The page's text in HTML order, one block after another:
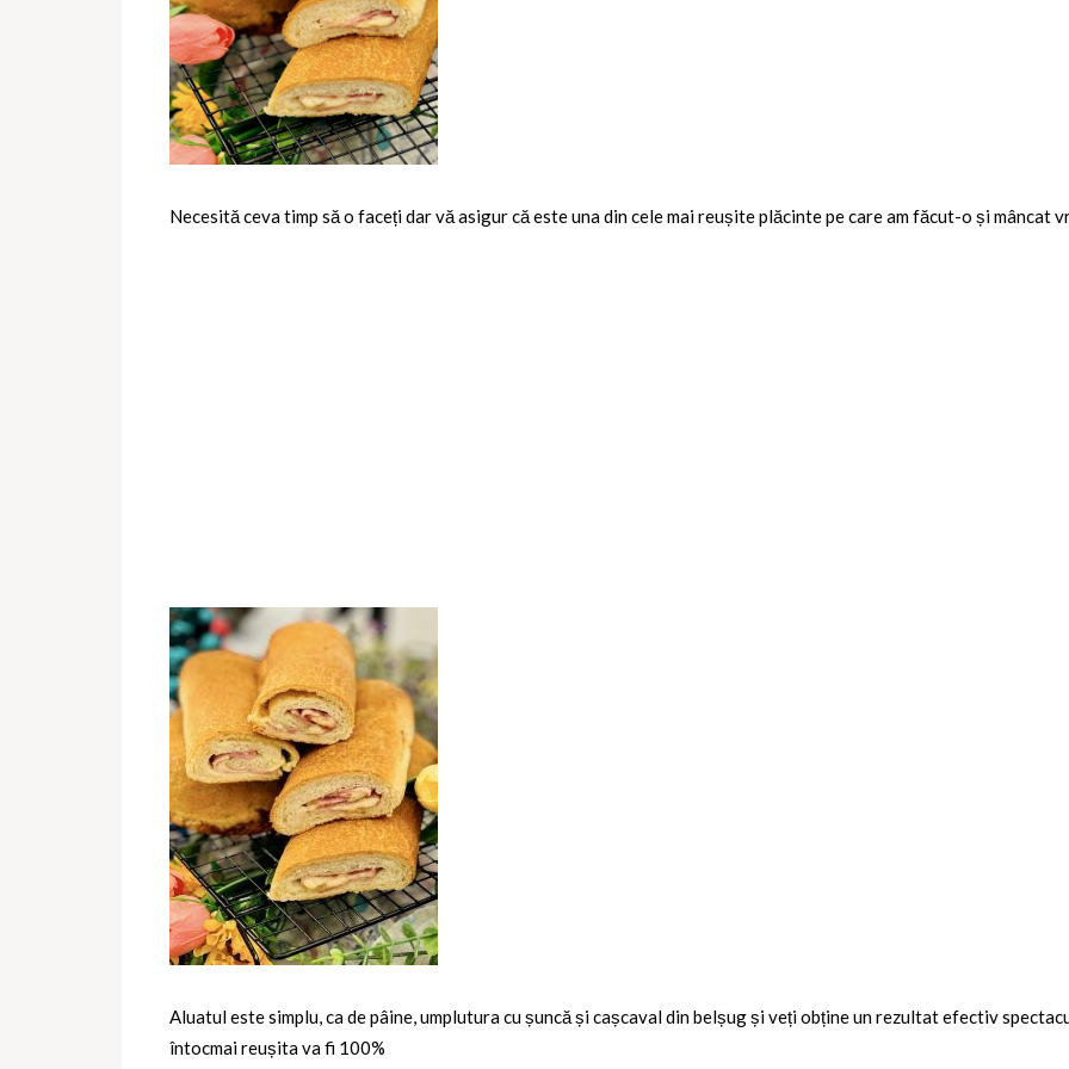
Necesită ceva timp să o faceți dar vă asigur că este una din cele mai reușite plăcinte pe care am făcut-o și mâncat
Aluatul este simplu, ca de pâine, umplutura cu șuncă și cașcaval din belșug și veți obține un rezultat efectiv
întocmai reușita va fi 100%